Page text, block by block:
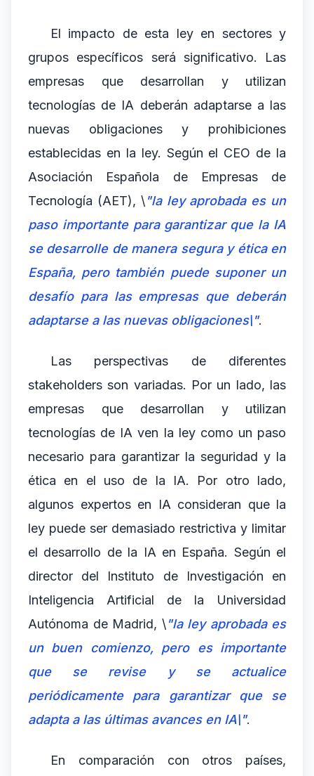
El impacto de esta ley en sectores y
grupos específicos será significativo. Las
empresas que desarrollan y utilizan
tecnologías de IA deberán adaptarse a las
nuevas obligaciones y prohibiciones
establecidas en la ley. Según el CEO de la
Asociación Española de Empresas de
Tecnología (AET), \"la ley aprobada es un
paso importante para garantizar que la IA
se desarrolle de manera segura y ética en
España, pero también puede suponer un
desafío para las empresas que deberán
adaptarse a las nuevas obligaciones\".
Las perspectivas de diferentes
stakeholders son variadas. Por un lado, las
empresas que desarrollan y utilizan
tecnologías de IA ven la ley como un paso
necesario para garantizar la seguridad y la
ética en el uso de la IA. Por otro lado,
algunos expertos en IA consideran que la
ley puede ser demasiado restrictiva y limitar
el desarrollo de la IA en España. Según el
director del Instituto de Investigación en
Inteligencia Artificial de la Universidad
Autónoma de Madrid, \"la ley aprobada es
un buen comienzo, pero es importante
que se revise y se actualice
periódicamente para garantizar que se
adapta a las últimas avances en IA\".
En comparación con otros países,